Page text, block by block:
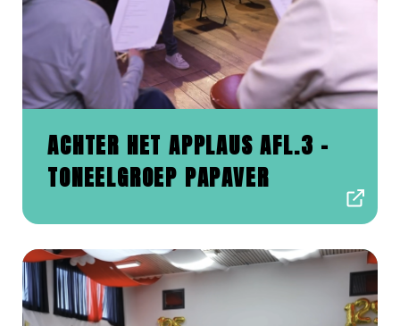
ACHTER HET APPLAUS AFL.3 -
TONEELGROEP PAPAVER